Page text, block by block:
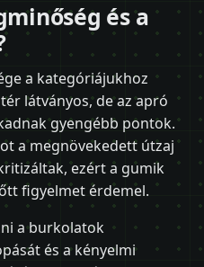
és a
a kategóriájukhoz
látványos, de az apró
gyengébb pontok.
a megnövekedett útzaj
ezért a gumik
figyelmet érdemel.
a burkolatok
és a kényelmi